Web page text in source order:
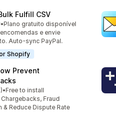
Fulfill CSV
avaliações
•Plano gratuito disponível
e envie
Auto-sync PayPal.
Shopify
Prevent
avaliações
•Free to install
Fraud
& Reduce Dispute Rate